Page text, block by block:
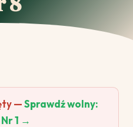
—Sprawdź wolny:
1 →